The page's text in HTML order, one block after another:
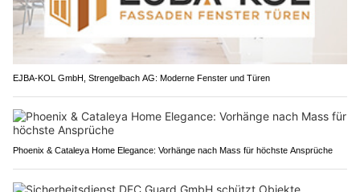
EJBA-KOL GmbH, Strengelbach AG: Moderne Fenster und Türen
Phoenix & Cataleya Home Elegance: Vorhänge nach Mass für höchste Ansprüche